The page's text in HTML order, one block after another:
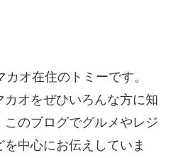
オ在住のトミーです。
オをぜひいろんな方に知
のブログでグルメやレジ
中心にお伝えしていま